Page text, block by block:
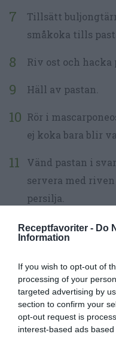
Receptfavoriter - Do
Information
If you wish to opt-out of
processing of your
targeted advertising by
section to confirm your
opt-out request is
interest-based ads
Tillsätt
småkoka tills
Riv ost och hacka
Häll av pastan.
Rör i
ej koka bara blir
Vänd pastan i
servera med
persilja.